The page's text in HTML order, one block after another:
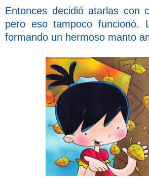
Entonces decidió atarlas con
pero eso tampoco funcionó.
formando un hermoso manto